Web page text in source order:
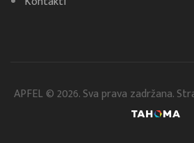
APFEL © 2026. Sva prava zadržana.